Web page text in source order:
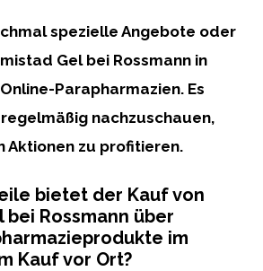
spezielle Angebote oder
Gel bei Rossmann in
Online-Parapharmazien. Es
nachzuschauen,
Aktionen zu profitieren.
bietet der Kauf von
bei Rossmann über
im
Kauf vor Ort?